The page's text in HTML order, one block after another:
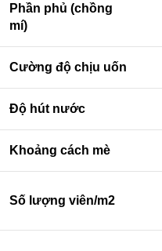
Phần phủ (chồng
mí)
Cường độ chịu uốn
Độ hút nước
Khoảng cách mè
Số lượng viên/m2